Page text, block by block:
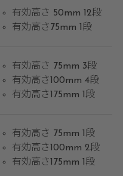
有効高さ 50mm 12段
有効高さ75mm 1段
有効高さ 75mm 3段
有効高さ100mm 4段
有効高さ175mm 1段
有効高さ 75mm 1段
有効高さ100mm 2段
有効高さ175mm 1段